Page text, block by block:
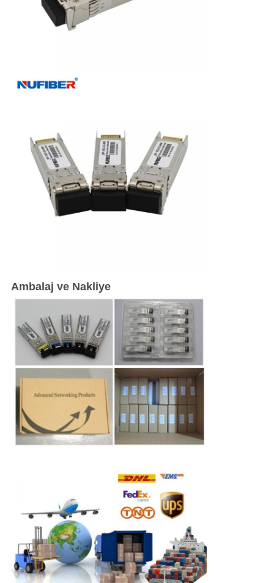
Ambalaj ve Nakliye